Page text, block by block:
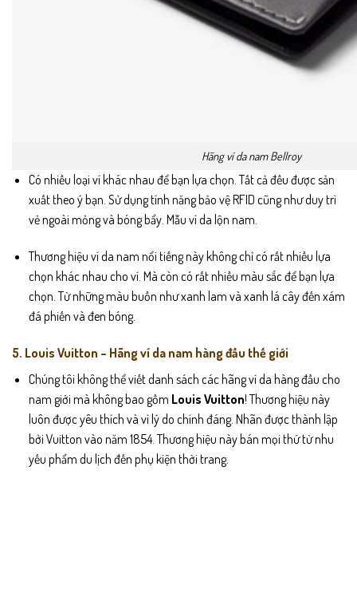
Hãng ví da nam Bellroy
Có nhiều loại ví khác nhau để bạn lựa chọn. Tất cả đều được sản
xuất theo ý bạn. Sử dụng tính năng bảo vệ RFID cũng như duy trì
vẻ ngoài mỏng và bóng bẩy. Mẫu ví da lộn nam.
Thương hiệu ví da nam nổi tiếng này không chỉ có rất nhiều lựa
chọn khác nhau cho ví. Mà còn có rất nhiều màu sắc để bạn lựa
chọn. Từ những màu buồn như xanh lam và xanh lá cây đến xám
đá phiến và đen bóng.
5. Louis Vuitton – Hãng ví da nam hàng đầu thế giới
Chúng tôi không thể viết danh sách các hãng ví da hàng đầu cho
nam giới mà không bao gồm Louis Vuitton! Thương hiệu này
luôn được yêu thích và vì lý do chính đáng. Nhãn được thành lập
bởi Vuitton vào năm 1854. Thương hiệu này bán mọi thứ từ nhu
yếu phẩm du lịch đến phụ kiện thời trang.